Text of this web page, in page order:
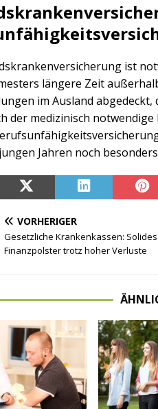
ist
längere Zeit
im Ausland
der medizinisch
Jahren noch
VORHERIGER
Gesetzliche Krankenkassen: Solides
Finanzpolster trotz hoher Verluste